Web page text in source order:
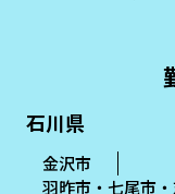
石川県
金沢市
羽昨市・七尾市